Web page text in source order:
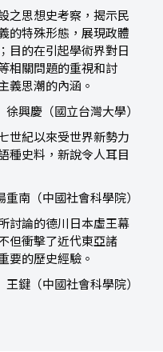
之思想史考察，揭示民
的特殊形態，展現政體
目的在引起學術界對日
相關問題的重視和討
義思潮的內涵。
徐興慶（國立台灣大學）
世紀以來受世界新勢力
種史料，新說令人耳目
重南（中國社會科學院）
討論的德川日本虛王幕
但衝擊了近代東亞諸
要的歷史經驗。
王鍵（中國社會科學院）